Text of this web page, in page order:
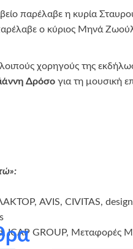
παρέλαβε η κυρία
ο κύριος Μηνά
χορηγούς της
Δρόσο για τη μουσική
AVIS, CIVITAS,
ICAP GROUP, Μεταφορές